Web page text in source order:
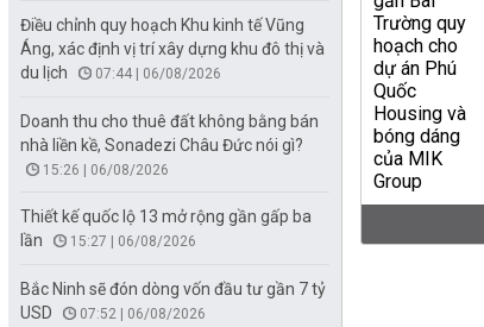
Điều chỉnh quy hoạch Khu kinh tế Vũng
Áng, xác định vị trí xây dựng khu đô thị và
du lịch
07:44 | 06/08/2026
Doanh thu cho thuê đất không bằng bán
nhà liền kề, Sonadezi Châu Đức nói gì?
15:26 | 06/08/2026
Thiết kế quốc lộ 13 mở rộng gần gấp ba
lần
15:27 | 06/08/2026
Bắc Ninh sẽ đón dòng vốn đầu tư gần 7 tỷ
USD
07:52 | 06/08/2026